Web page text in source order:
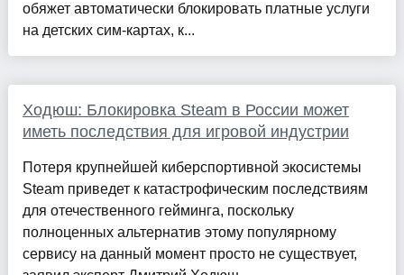
обяжет автоматически блокировать платные услуги
на детских сим-картах, к...
Ходюш: Блокировка Steam в России может
иметь последствия для игровой индустрии
Потеря крупнейшей киберспортивной экосистемы
Steam приведет к катастрофическим последствиям
для отечественного гейминга, поскольку
полноценных альтернатив этому популярному
сервису на данный момент просто не существует,